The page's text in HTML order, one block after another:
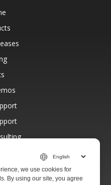
we use cookies for
By using our site, you agree